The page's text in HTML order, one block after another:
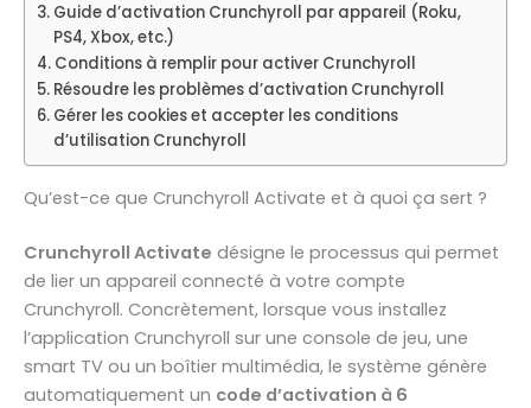
Guide d’activation Crunchyroll par appareil (Roku,
PS4, Xbox, etc.)
Conditions à remplir pour activer Crunchyroll
Résoudre les problèmes d’activation Crunchyroll
Gérer les cookies et accepter les conditions
d’utilisation Crunchyroll
Qu’est-ce que Crunchyroll Activate et à quoi ça sert ?
Crunchyroll Activate désigne le processus qui permet
de lier un appareil connecté à votre compte
Crunchyroll. Concrètement, lorsque vous installez
l’application Crunchyroll sur une console de jeu, une
smart TV ou un boîtier multimédia, le système génère
automatiquement un code d’activation à 6